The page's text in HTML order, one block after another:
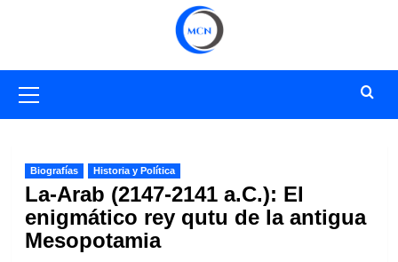
primario
Biografías Historia y Política
La-Arab (2147-2141 a.C.): El
enigmático rey qutu de la antigua
Mesopotamia